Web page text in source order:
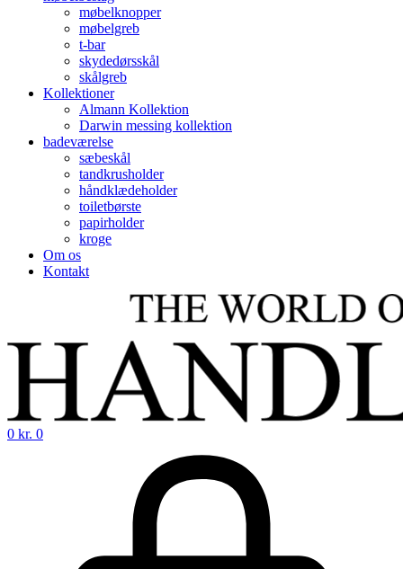
møbelknopper
møbelgreb
t-bar
skydedørsskål
skålgreb
Kollektioner
Almann Kollektion
Darwin messing kollektion
badeværelse
sæbeskål
tandkrusholder
håndklædeholder
toiletbørste
papirholder
kroge
Om os
Kontakt
0 kr. 0